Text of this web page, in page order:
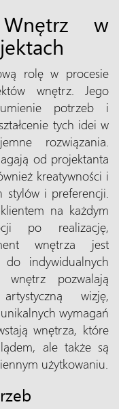
w
rolę w procesie
wnętrz. Jego
potrzeb i
tych idei w
rozwiązania.
od projektanta
kreatywności i
i preferencji.
na każdym
po realizację,
wnętrza jest
do indywidualnych
wnętrz pozwalają
wizję,
wymagań
wnętrza, które
ale także są
użytkowaniu.